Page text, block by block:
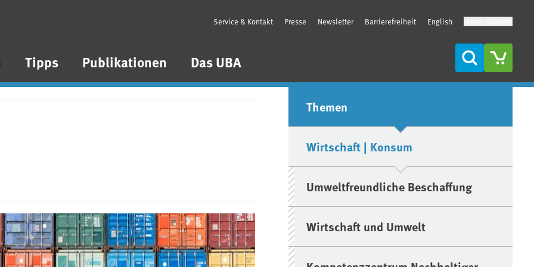
Tipps Publikationen Das UBA
Service & Kontakt Presse Newsletter Barrierefreiheit English
Suche
Seitenleiste
Themen
Wirtschaft | Konsum
Umweltfreundliche Beschaffung
Wirtschaft und Umwelt